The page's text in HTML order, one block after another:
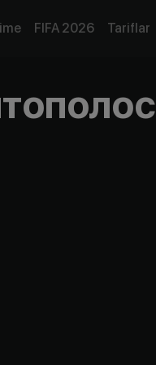
FIFA 2026 Tariflar